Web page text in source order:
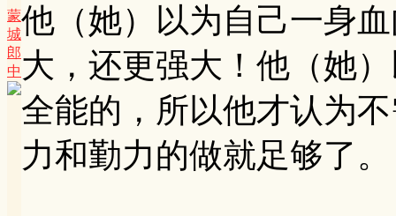
蒙
城
郎
中
他（她）以为自己一身
大，还更强大！他（她
全能的，所以他才认为
力和勤力的做就足够了。